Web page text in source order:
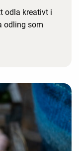
odla kreativt i
odling som